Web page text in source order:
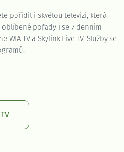
pořídit i skvělou televizi, která
pořady i se 7 denním
WIA TV a Skylink Live TV. Služby se